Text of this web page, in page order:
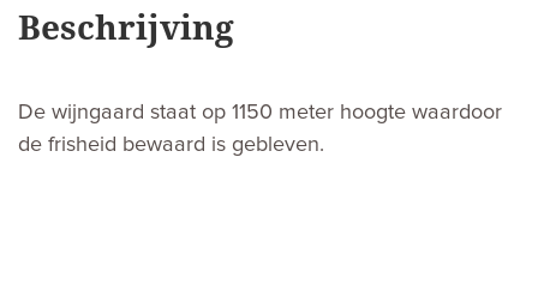
Beschrijving
De wijngaard staat op 1150 meter hoogte waardoor
de frisheid bewaard is gebleven.